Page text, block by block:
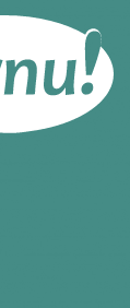
المحتويات